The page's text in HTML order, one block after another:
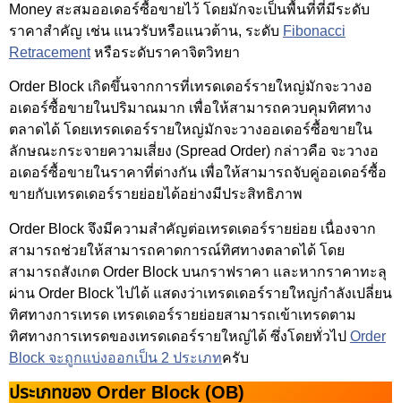
Money สะสมออเดอร์ซื้อขายไว้ โดยมักจะเป็นพื้นที่ที่มีระดับ
ราคาสำคัญ เช่น แนวรับหรือแนวต้าน, ระดับ Fibonacci
Retracementหรือระดับราคาจิตวิทยา
Order Block เกิดขึ้นจากการที่เทรดเดอร์รายใหญ่มักจะวางอ
อเดอร์ซื้อขายในปริมาณมาก เพื่อให้สามารถควบคุมทิศทาง
ตลาดได้ โดยเทรดเดอร์รายใหญ่มักจะวางออเดอร์ซื้อขายใน
ลักษณะกระจายความเสี่ยง (Spread Order) กล่าวคือ จะวางอ
อเดอร์ซื้อขายในราคาที่ต่างกัน เพื่อให้สามารถจับคู่ออเดอร์ซื้อ
ขายกับเทรดเดอร์รายย่อยได้อย่างมีประสิทธิภาพ
Order Block จึงมีความสำคัญต่อเทรดเดอร์รายย่อย เนื่องจาก
สามารถช่วยให้สามารถคาดการณ์ทิศทางตลาดได้ โดย
สามารถสังเกต Order Block บนกราฟราคา และหากราคาทะลุ
ผ่าน Order Block ไปได้ แสดงว่าเทรดเดอร์รายใหญ่กำลังเปลี่ยน
ทิศทางการเทรด เทรดเดอร์รายย่อยสามารถเข้าเทรดตาม
ทิศทางการเทรดของเทรดเดอร์รายใหญ่ได้ ซึ่งโดยทั่วไป Order
Block จะถูกแบ่งออกเป็น 2 ประเภทครับ
ประเภทของ Order Block (OB)